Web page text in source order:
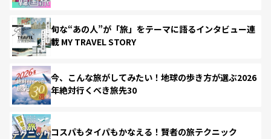
旬な“あの人”が「旅」をテーマに語るインタビュー連
載 MY TRAVEL STORY
今、こんな旅がしてみたい！地球の歩き方が選ぶ2026
年絶対行くべき旅先30
コスパもタイパもかなえる！賢者の旅テクニック